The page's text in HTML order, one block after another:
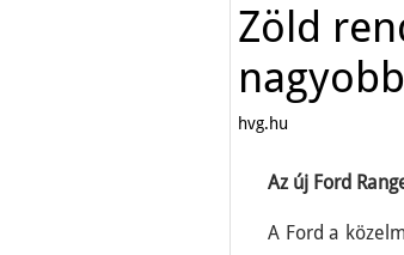
Zöld
hvg.hu
Az új Ford
A Ford a